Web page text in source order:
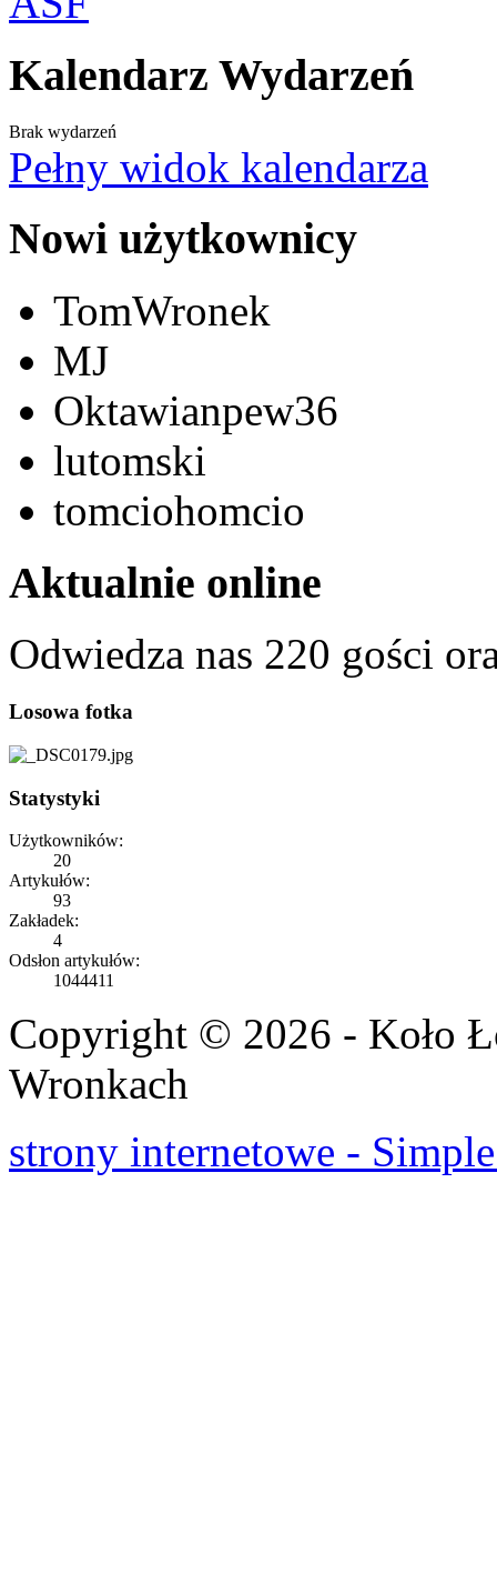
Kalendarz Wydarzeń
Brak wydarzeń
Pełny widok kalendarza
Nowi użytkownicy
TomWronek
MJ
Oktawianpew36
lutomski
tomciohomcio
Aktualnie online
Odwiedza nas 220 gości
Losowa fotka
Statystyki
Użytkowników:
20
Artykułów:
93
Zakładek:
4
Odsłon artykułów:
1044411
Copyright © 2026 - Koło
Wronkach
strony internetowe -